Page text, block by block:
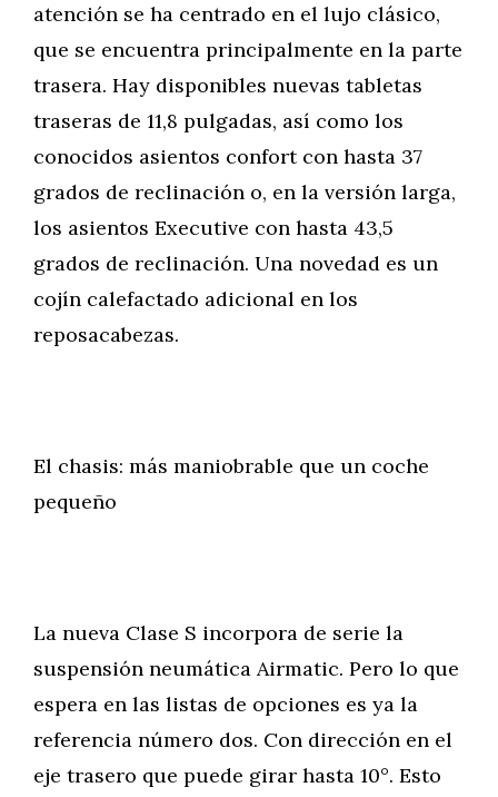
atención se ha centrado en el lujo clásico,
que se encuentra principalmente en la parte
trasera. Hay disponibles nuevas tabletas
traseras de 11,8 pulgadas, así como los
conocidos asientos confort con hasta 37
grados de reclinación o, en la versión larga,
los asientos Executive con hasta 43,5
grados de reclinación. Una novedad es un
cojín calefactado adicional en los
reposacabezas.
El chasis: más maniobrable que un coche
pequeño
La nueva Clase S incorpora de serie la
suspensión neumática Airmatic. Pero lo que
espera en las listas de opciones es ya la
referencia número dos. Con dirección en el
eje trasero que puede girar hasta 10°. Esto